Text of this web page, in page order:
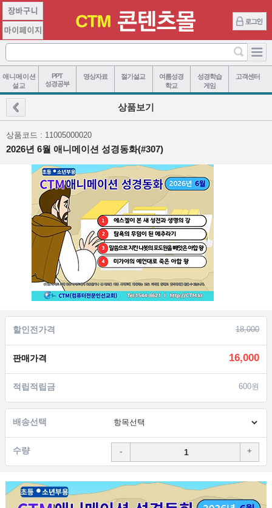
애니메이션
설교
PPT
성경공부
영상자료 절기설교
여름성경
학교
성경학습
게임
고객센터
상품보기
상품코드 : 11005000020
2026년 6월 애니메이션 성경동화(#307)
할인전가격 18,000
판매가격 16,000
적립적립금 600원
배송선택
수량 - +